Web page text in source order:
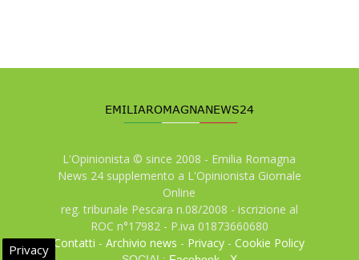
L'Opinionista © since 2008 - Emilia Romagna
News 24 supplemento a L'Opinionista Giornale
Online
reg. tribunale Pescara n.08/2008 - iscrizione al
ROC n°17982 - P.iva 01873660680
Contatti -Archivio news - Privacy -Cookie Policy
Privacy